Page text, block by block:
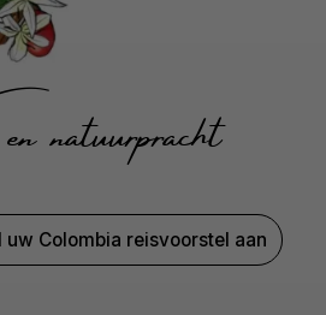
natuurpracht
Colombia reisvoorstel aan